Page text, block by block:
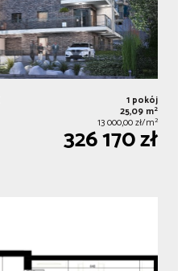
1 pokój
25,09 m2
13 000,00 zł/m2
326 170 zł